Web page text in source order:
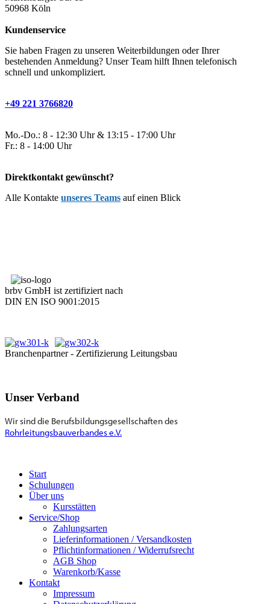
50968 Köln
Kundenservice
Sie haben Fragen zu unseren Weiterbildungen oder Ihrer
bestehenden Anmeldung? Unser Team hilft Ihnen telefonisch
schnell und unkompliziert.
+49 221 3766820
Mo.-Do.: 8 - 12:30 Uhr & 13:15 - 17:00 Uhr
Fr.: 8 - 14:00 Uhr
Direktkontakt gewünscht?
Alle Kontakte unseres Teams auf einen Blick
brbv GmbH ist zertifiziert nach
DIN EN ISO 9001:2015
Branchenpartner - Zertifizierung Leitungsbau
Unser Verband
Wir sind die Berufsbildungsgesellschaften des
Rohrleitungsbauverbandes e.V.
Start
Schulungen
Über uns
Kursstätten
Service/Shop
Zahlungsarten
Lieferinformationen / Versandkosten
Pflichtinformationen / Widerrufsrecht
AGB Shop
Warenkorb/Kasse
Kontakt
Impressum